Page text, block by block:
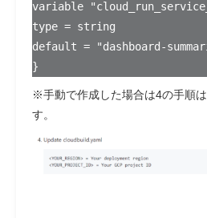
variable
type = string
default = "dashboard-
}
※手動で作成した場合は4の手順
す。